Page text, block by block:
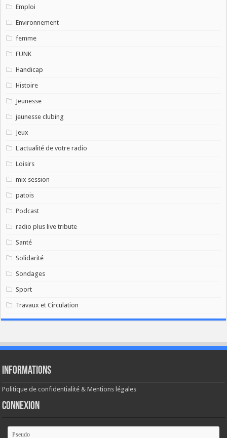
Emploi
Environnement
femme
FUNK
Handicap
Histoire
Jeunesse
jeunesse clubing
Jeux
L'actualité de votre radio
Loisirs
mix session
patois
Podcast
radio plus live tribute
Santé
Solidarité
Sondages
Sport
Travaux et Circulation
Informations
Politique de confidentialité & Mentions légales
Connexion